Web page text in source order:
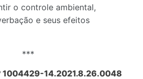
o controle ambiental,
e seus efeitos
***
1004429-14.2021.8.26.0048